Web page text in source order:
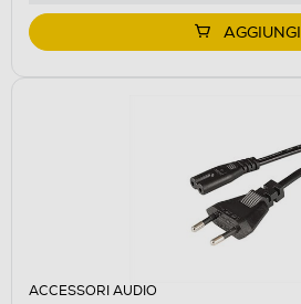
AGGIUNGI
ACCESSORI AUDIO